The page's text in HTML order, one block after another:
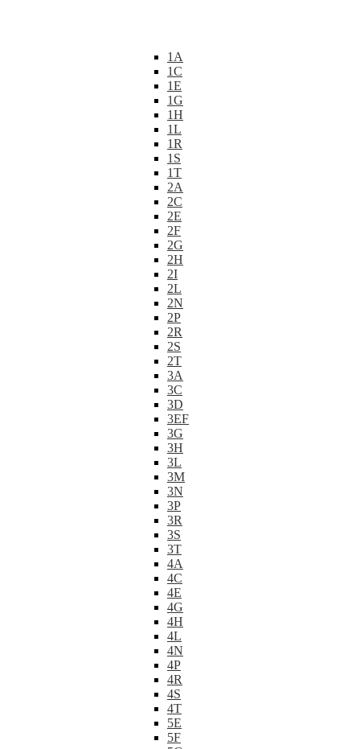
1A
1C
1E
1G
1H
1L
1R
1S
1T
2A
2C
2E
2F
2G
2H
2I
2L
2N
2P
2R
2S
2T
3A
3C
3D
3EF
3G
3H
3L
3M
3N
3P
3R
3S
3T
4A
4C
4E
4G
4H
4L
4N
4P
4R
4S
4T
5E
5F